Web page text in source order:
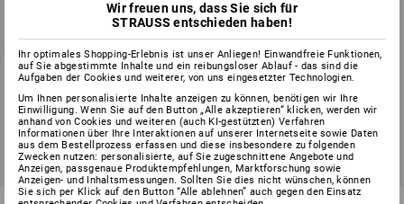
Wir freuen uns, dass Sie sich für
STRAUSS entschieden haben!
Ihr optimales Shopping-Erlebnis ist unser Anliegen! Einwandfreie Funktionen,
auf Sie abgestimmte Inhalte und ein reibungsloser Ablauf - das sind die
Aufgaben der Cookies und weiterer, von uns eingesetzter Technologien.
Um Ihnen personalisierte Inhalte anzeigen zu können, benötigen wir Ihre
Einwilligung. Wenn Sie auf den Button „Alle akzeptieren“ klicken, werden wir
anhand von Cookies und weiteren (auch KI-gestützten) Verfahren
Informationen über Ihre Interaktionen auf unserer Internetseite sowie Daten
aus dem Bestellprozess erfassen und diese insbesondere zu folgenden
Zwecken nutzen: personalisierte, auf Sie zugeschnittene Angebote und
Anzeigen, passgenaue Produktempfehlungen, Marktforschung sowie
Anzeigen- und Inhaltsmessungen. Sollten Sie dies nicht wünschen, können
Sie sich per Klick auf den Button “Alle ablehnen” auch gegen den Einsatz